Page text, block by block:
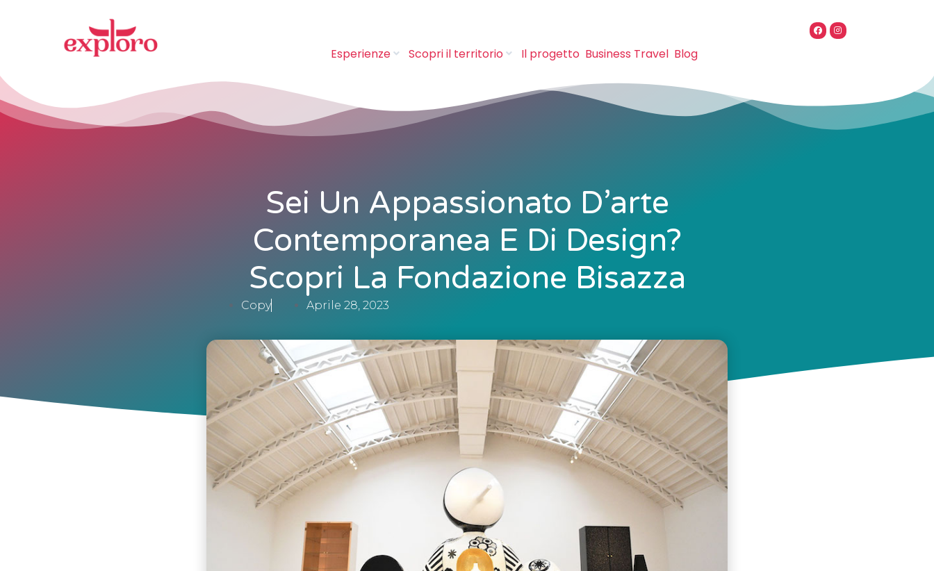
Esperienze Scopri il territorio Il progetto Business Travel Blog
Sei Un Appassionato D’arte
Contemporanea E Di Design?
Scopri La Fondazione Bisazza
Copy Aprile 28, 2023